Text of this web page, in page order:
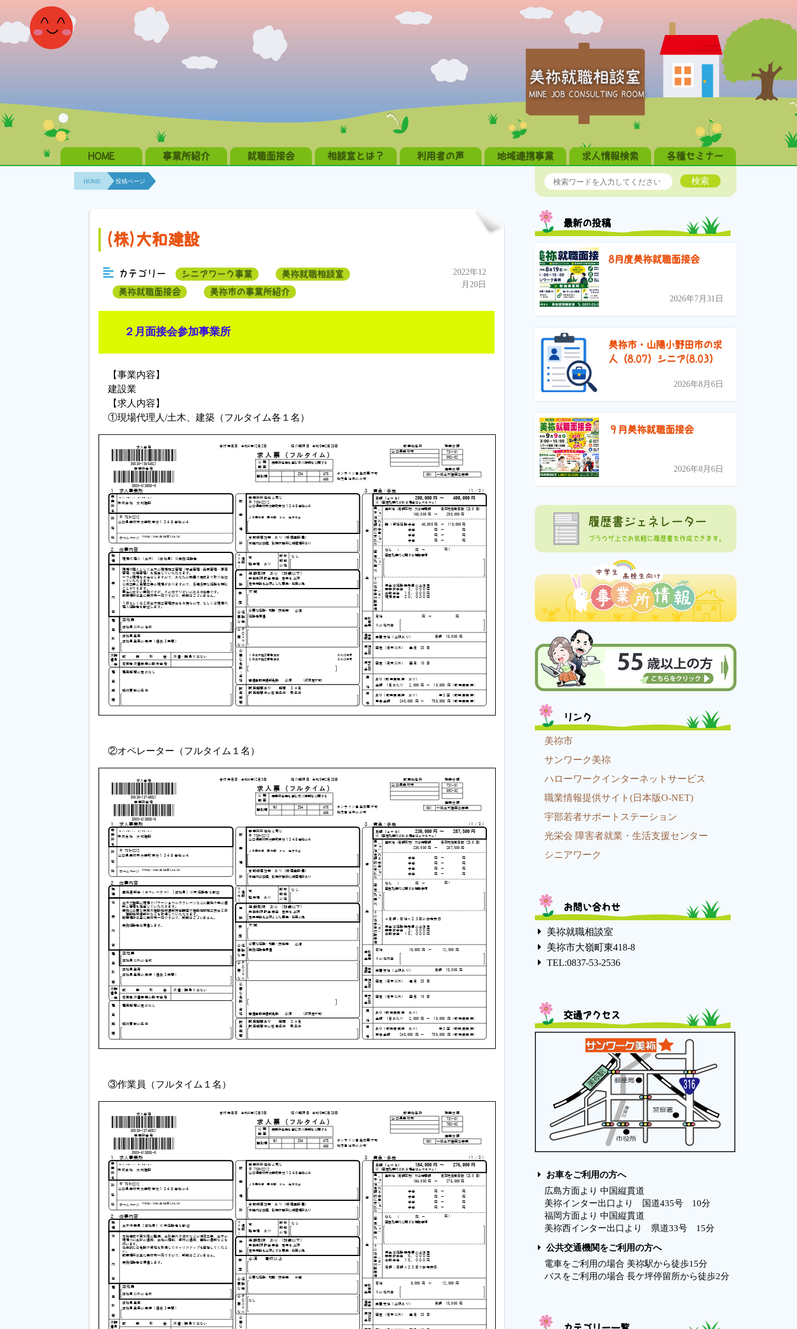
美祢就職相談室
MINE JOB CONSULTING ROOM
HOME 事業所紹介 就職面接会 相談室とは？ 利用者の声 地域連携事業 求人情報検索 各種セミナー
HOME 投稿ページ
(株)大和建設
カテゴリー シニアワーク事業
美祢就職相談室
美祢就職面接会
美祢市の事業所紹介
2022年12
月20日
２月面接会参加事業所
【事業内容】
建設業
【求人内容】
①現場代理人/土木、建築（フルタイム各１名）
②オペレーター（フルタイム１名）
③作業員（フルタイム１名）
検索
最新の投稿
8月度美祢就職面接会
2026年7月31日
美祢市・山陽小野田市の求
人（8.07）シニア(8.03）
2026年8月6日
９月美祢就職面接会
2026年8月6日
履歴書ジェネレーター
ブラウザ上でお気軽に履歴書を作成できます。
リンク
美祢市
サンワーク美祢
ハローワークインターネットサービス
職業情報提供サイト(日本版O-NET)
宇部若者サポートステーション
光栄会 障害者就業・生活支援センター
シニアワーク
お問い合わせ
美祢就職相談室
美祢市大嶺町東418-8
TEL:0837-53-2536
交通アクセス
お車をご利用の方へ
広島方面より 中国縦貫道
美祢インター出口より 国道435号 10分
福岡方面より 中国縦貫道
美祢西インター出口より 県道33号 15分
公共交通機関をご利用の方へ
電車をご利用の場合 美祢駅から徒歩15分
バスをご利用の場合 長ケ坪停留所から徒歩2分